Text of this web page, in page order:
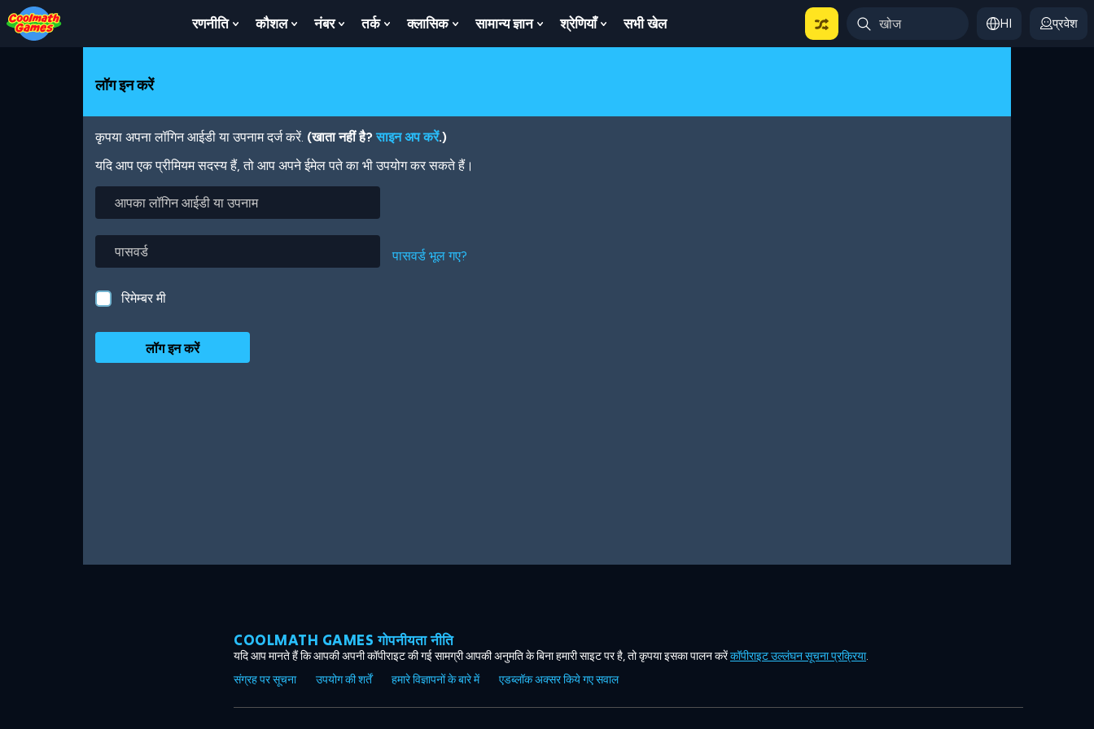
Skip
to
Top
Skip
to
Navigation
Skip
to
Main
Skip
to
Footer
Skip
to
main
रणनीति
Show
Submenu
कौशल
Show
Submenu
नंबर
Show
Submenu
तर्क
Show
Submenu
क्लासिक
Show
Submenu
सामान्य ज्ञान
Show
Submenu
श्रेणियाँ
Show
Submenu
सभी खेल HI प्रवेश
लॉग इन करें
कृपया अपना लॉगिन आईडी या उपनाम दर्ज करें. (खाता नहीं है?साइन अप करें.)
यदि आप एक प्रीमियम सदस्य हैं, तो आप अपने ईमेल पते का भी उपयोग कर सकते हैं।
लॉगिन
या
उपनाम
पासवर्ड भूल गए?
रिमेम्बर मी
COOLMATH GAMES गोपनीयता नीति
यदि आप मानते हैं कि आपकी अपनी कॉपीराइट की गई सामग्री आपकी अनुमति के बिना हमारी साइट पर है, तो कृपया इसका पालन करेंकॉपीराइट उल्लंघन सूचना प्रक्रिया.
संग्रह पर सूचना
उपयोग की शर्तें हमारे विज्ञापनों के बारे में एडब्लॉक अक्सर किये गए सवाल